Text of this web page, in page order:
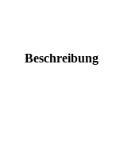
Beschreibung